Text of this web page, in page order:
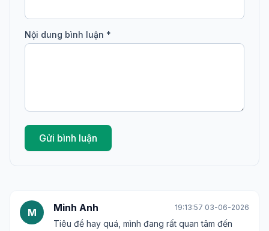
Nội dung bình luận *
Gửi bình luận
M Minh Anh 19:13:57 03-06-2026
Tiêu đề hay quá, mình đang rất quan tâm đến